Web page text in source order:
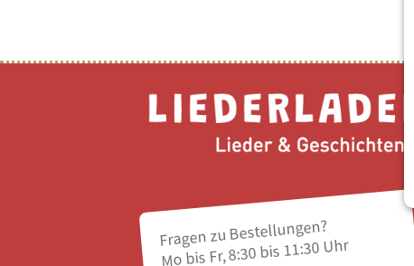
Fragen zu Bestellungen?
Mo bis Fr, 8:30 bis 11:30 Uhr